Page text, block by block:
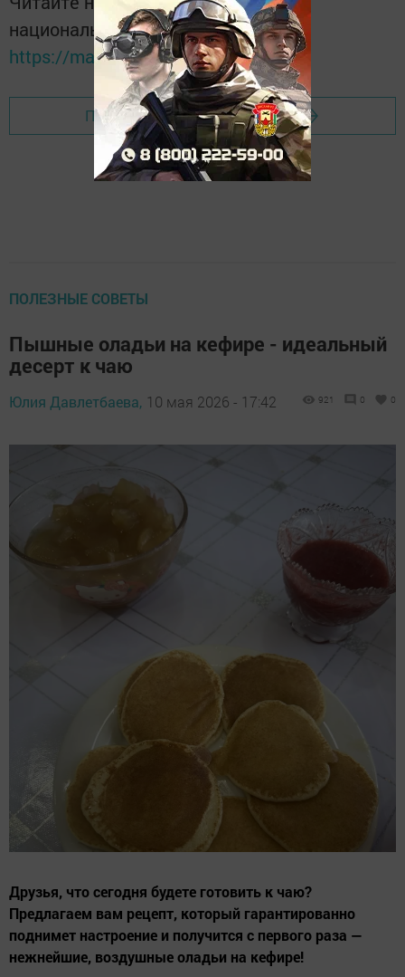
национальном мессенджере MАХ:
https://max.ru/tatmedia
Перейти на страницу новости
ПОЛЕЗНЫЕ СОВЕТЫ
Пышные оладьи на кефире - идеальный
десерт к чаю
Юлия Давлетбаева, 10 мая 2026 - 17:42 921 0 0
Друзья, что сегодня будете готовить к чаю?
Предлагаем вам рецепт, который гарантированно
поднимет настроение и получится с первого раза —
нежнейшие, воздушные оладьи на кефире!